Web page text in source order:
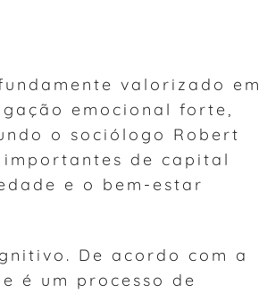
valorizado em
emocional forte,
o sociólogo Robert
importantes de capital
e o bem-estar
De acordo com a
é um processo de